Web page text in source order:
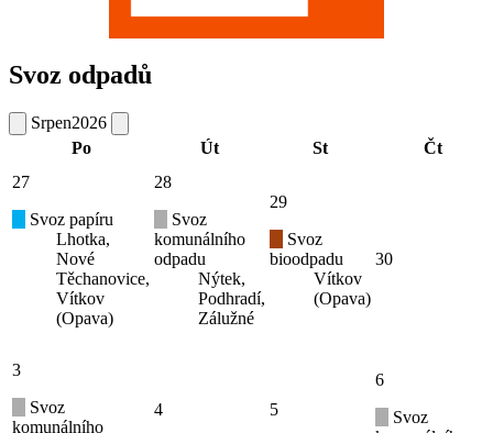
Svoz odpadů
Srpen2026
Po
Út St
Čt
27
Svoz papíru
Lhotka,
Nové
Těchanovice,
Vítkov
(Opava)
28
Svoz
komunálního
odpadu
Nýtek,
Podhradí,
Zálužné
29
Svoz
bioodpadu
Vítkov
(Opava)
30
3
Svoz
komunálního
4 5
6
Svoz